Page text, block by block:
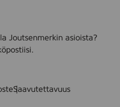
Joutsenmerkin asioista?
Saavutettavuus